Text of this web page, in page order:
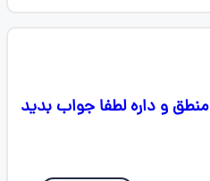
بچه ها کسی جزوه درس ۱۰ منطق و داره لطفا جواب بدید